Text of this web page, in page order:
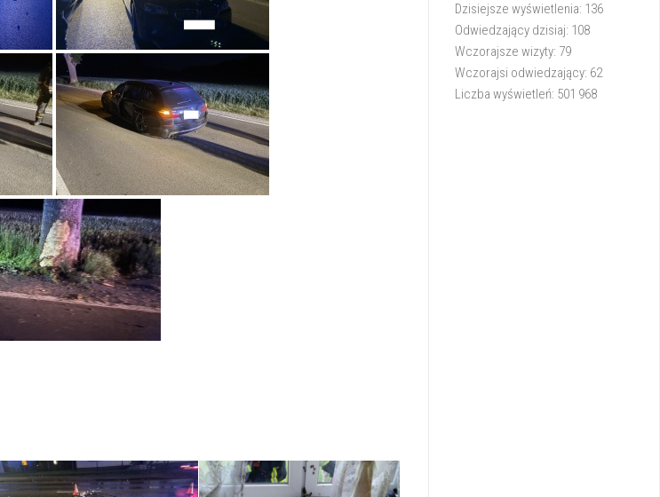
Dzisiejsze wyświetlenia: 136
Odwiedzający dzisiaj: 108
Wczorajsze wizyty: 79
Wczorajsi odwiedzający: 62
Liczba wyświetleń: 501 968